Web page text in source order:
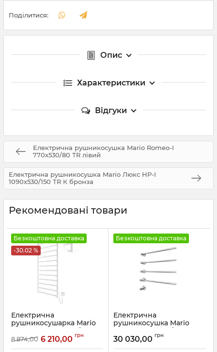
Поділитися:
Опис
Характеристики
Відгуки
Електрична рушникосушка Mario Romeo-І
770х530/80 ТR лівий
Електрична рушникосушка Mario Люкс НР-І
1090х530/150 TR К бронза
Рекомендовані товари
Безкоштовна доставка
-30.02 %
Електрична
рушникосушарка Mario
HF Leeds 1170x530 білий
мат
Артикул:6.1.0805.06.WM
8 874,00 6 210,00 грн
Безкоштовна доставка
Електрична
рушникосушка Mario
Іннова 625х595 білий
глянець
Артикул:2.2.2300.03.P-WG
30 030,00 грн